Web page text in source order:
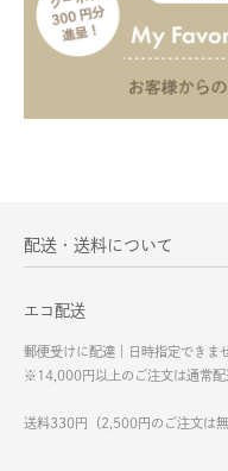
配送・送料について
エコ配送
郵便受けに配達｜日時指定できま
※14,000円以上のご注文は通常配
送料330円（2,500円のご注文は